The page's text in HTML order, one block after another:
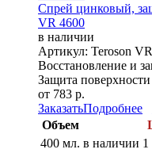
Спрей цинковый,
VR 4600
в наличии
Артикул: Teroson
Восстановление и
Защита поверхности
от 783 р.
ЗаказатьПодробнее
Объем
400 мл. в наличии 1